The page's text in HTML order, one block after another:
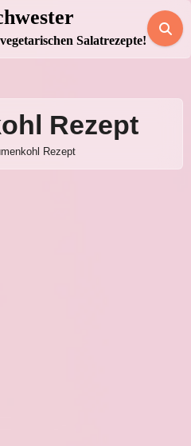
Salatrezepte!
Rezept
Rezept